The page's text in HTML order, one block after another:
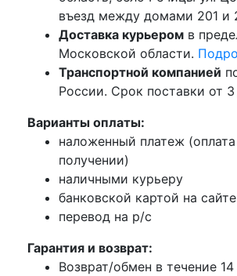
въезд между домами 201 и
Доставка курьером в
Московской области.
Транспортной компанией
России. Срок поставки от 3
Варианты оплаты:
наложенный платеж
получении)
наличными курьеру
банковской картой на сайте
перевод на р/с
Гарантия и возврат:
Возврат/обмен в течение 14